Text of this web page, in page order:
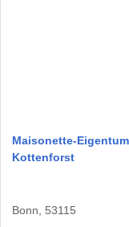
Maisonette-
Kottenforst
Bonn, 53115